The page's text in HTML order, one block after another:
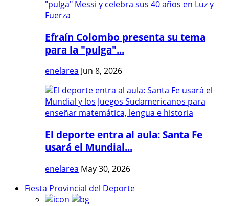
Efraín Colombo presenta su tema
para la "pulga"...
enelarea Jun 8, 2026
El deporte entra al aula: Santa Fe
usará el Mundial...
enelarea May 30, 2026
Fiesta Provincial del Deporte